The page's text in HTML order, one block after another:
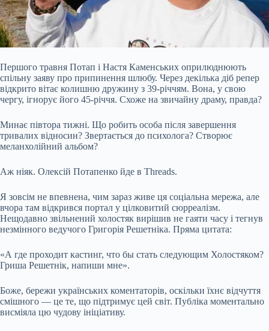
Першого травня Потап і Настя Каменських оприлюднюють
спільну заяву про припинення шлюбу. Через декілька діб репер
відкрито вітає колишню дружину з 39-річчям. Вона, у свою
чергу, ігнорує його 45-річчя. Схоже на звичайну драму, правда?
Минає півтора тижні. Що робить особа після завершення
тривалих відносин? Звертається до психолога? Створює
меланхолійний альбом?
Аж ніяк. Олексій Потапенко йде в Threads.
Я зовсім не впевнена, чим зараз живе ця соціальна мережа, але
вчора там відкрився портал у цілковитий сюрреалізм.
Нещодавно звільнений холостяк вирішив не гаяти часу і тегнув
незмінного ведучого Григорія Решетніка. Пряма цитата:
«А где проходит кастинг, что бы стать следующим Холостяком?
Гриша Решетнік, напиши мне».
Боже, бережи українських коментаторів, оскільки їхнє відчуття
смішного — це те, що підтримує цей світ. Публіка моментально
висміяла цю чудову ініціативу.